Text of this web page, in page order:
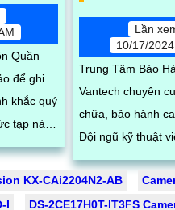
Quần
để ghi
khắc quý
tạp này.
nét và
và ghi
Lần
10/17/
Trung Tâm Bảo
Vantech chuyên
chữa, bảo hành
Đội ngũ kỹ thuật
nghiệm, nhiệt tình
phục sự cố nhanh
KX-CAi2204N2-AB
I
DS-2CE17H0T-IT3FS